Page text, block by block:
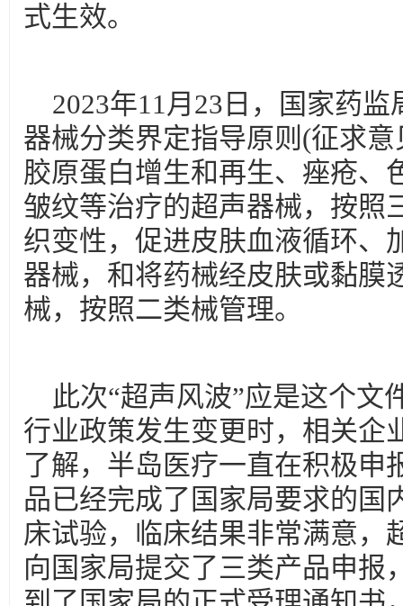
式生效。
2023年11月23日，国家药
器械分类界定指导原则(征求
胶原蛋白增生和再生、痤疮、
皱纹等治疗的超声器械，按照
织变性，促进皮肤血液循环、
器械，和将药械经皮肤或黏膜
械，按照二类械管理。
此次“超声风波”应是这个文
行业政策发生变更时，相关企
了解，半岛医疗一直在积极申
品已经完成了国家局要求的国
床试验，临床结果非常满意，
向国家局提交了三类产品申报